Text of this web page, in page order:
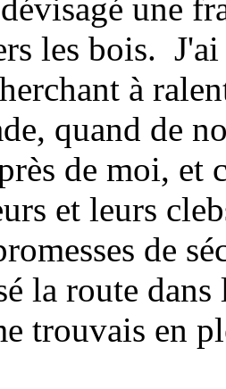
une
les bois.
à
quand de
de moi,
et leurs
de
la route
trouvais en